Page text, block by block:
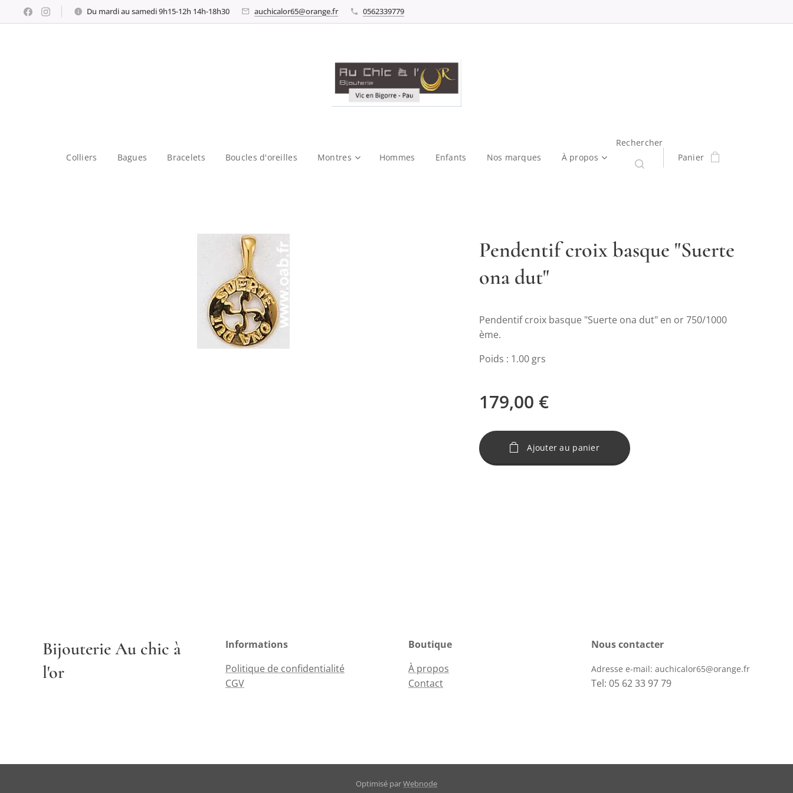
Du mardi au samedi 9h15-12h 14h-18h30 auchicalor65@orange.fr 0562339779
Colliers Bagues Bracelets Boucles d'oreilles Montres Hommes Enfants Nos marques À propos
Rechercher
Panier
Pendentif croix basque "Suerte
ona dut"
Pendentif croix basque "Suerte ona dut" en or 750/1000
ème.
Poids : 1.00 grs
179,00 €
Ajouter au panier
Bijouterie Au chic à
l'or
Informations
Politique de confidentialité
CGV
Boutique
À propos
Contact
Nous contacter
Adresse e-mail: auchicalor65@orange.fr
Tel: 05 62 33 97 79
Optimisé parWebnode